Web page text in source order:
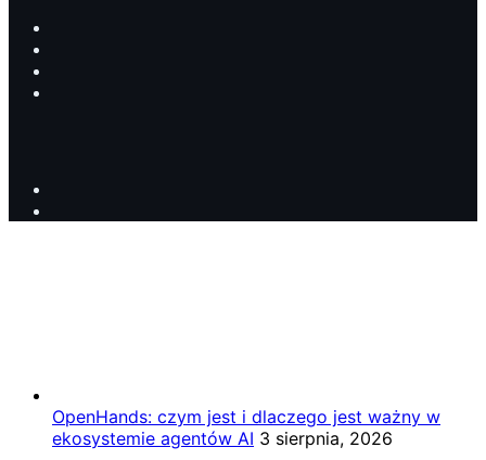
OpenHands: czym jest i dlaczego jest ważny w
ekosystemie agentów AI 3 sierpnia, 2026